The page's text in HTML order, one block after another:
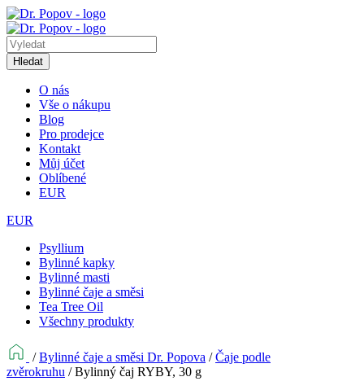
Hledat
O nás
Vše o nákupu
Blog
Pro prodejce
Kontakt
Můj účet
Oblíbené
EUR
EUR
Psyllium
Bylinné kapky
Bylinné masti
Bylinné čaje a směsi
Tea Tree Oil
Všechny produkty
/Bylinné čaje a směsi Dr. Popova /Čaje podle
zvěrokruhu /Bylinný čaj RYBY, 30 g